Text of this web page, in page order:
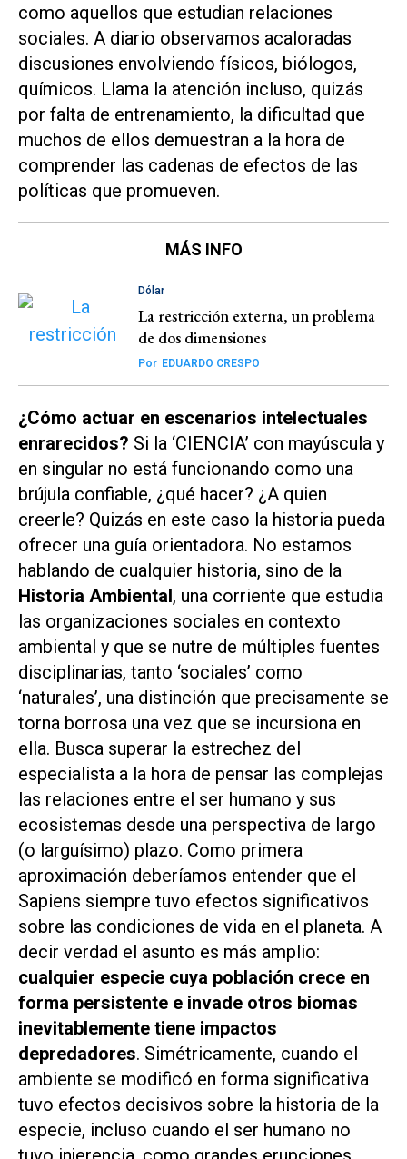
como aquellos que estudian relaciones
sociales. A diario observamos acaloradas
discusiones envolviendo físicos, biólogos,
químicos. Llama la atención incluso, quizás
por falta de entrenamiento, la dificultad que
muchos de ellos demuestran a la hora de
comprender las cadenas de efectos de las
políticas que promueven.
MÁS INFO
Dólar
La restricción externa, un problema
de dos dimensiones
Por EDUARDO CRESPO
¿Cómo actuar en escenarios intelectuales
enrarecidos? Si la ‘CIENCIA’ con mayúscula y
en singular no está funcionando como una
brújula confiable, ¿qué hacer? ¿A quien
creerle? Quizás en este caso la historia pueda
ofrecer una guía orientadora. No estamos
hablando de cualquier historia, sino de la
Historia Ambiental, una corriente que estudia
las organizaciones sociales en contexto
ambiental y que se nutre de múltiples fuentes
disciplinarias, tanto ‘sociales’ como
‘naturales’, una distinción que precisamente se
torna borrosa una vez que se incursiona en
ella. Busca superar la estrechez del
especialista a la hora de pensar las complejas
las relaciones entre el ser humano y sus
ecosistemas desde una perspectiva de largo
(o larguísimo) plazo. Como primera
aproximación deberíamos entender que el
Sapiens siempre tuvo efectos significativos
sobre las condiciones de vida en el planeta. A
decir verdad el asunto es más amplio:
cualquier especie cuya población crece en
forma persistente e invade otros biomas
inevitablemente tiene impactos
depredadores. Simétricamente, cuando el
ambiente se modificó en forma significativa
tuvo efectos decisivos sobre la historia de la
especie, incluso cuando el ser humano no